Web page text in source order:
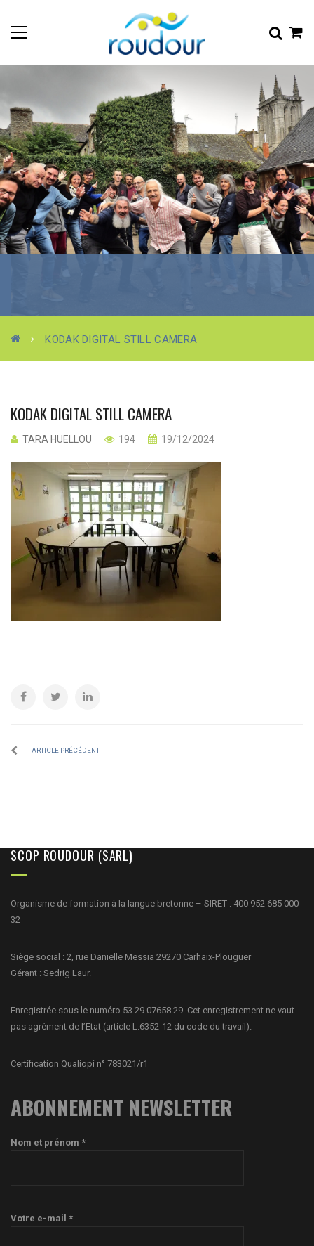
KODAK DIGITAL STILL CAMERA
KODAK DIGITAL STILL CAMERA
TARA HUELLOU 194 19/12/2024
ARTICLE PRÉCÉDENT
SCOP ROUDOUR (SARL)
Organisme de formation à la langue bretonne – SIRET : 400 952 685 000
32
Siège social : 2, rue Danielle Messia 29270 Carhaix-Plouguer
Gérant : Sedrig Laur.
Enregistrée sous le numéro 53 29 07658 29. Cet enregistrement ne vaut
pas agrément de l’Etat (article L.6352-12 du code du travail).
Certification Qualiopi n° 783021/r1
ABONNEMENT NEWSLETTER
Nom et prénom *
Votre e-mail *